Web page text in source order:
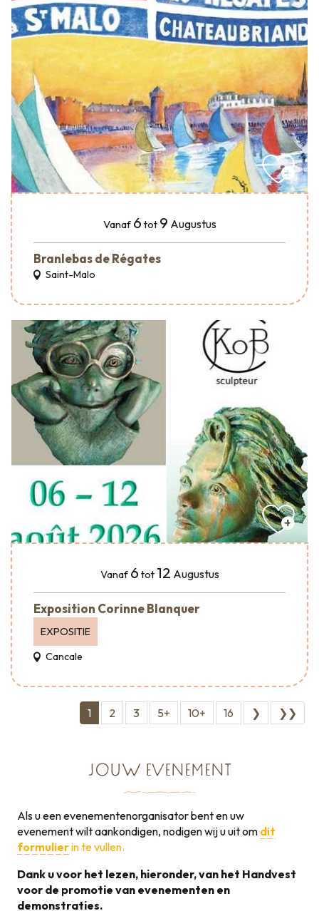
Vanaf 6 tot 9 Augustus
Branlebas de Régates
Saint-Malo
Vanaf 6 tot 12 Augustus
Exposition Corinne Blanquer
EXPOSITIE
Cancale
1 2 3 5+ 10+ 16 ❯ ❯❯
JOUW EVENEMENT
Als u een evenementenorganisator bent en uw
evenement wilt aankondigen, nodigen wij u uit om dit
formulierin te vullen.
Dank u voor het lezen, hieronder, van het Handvest
voor de promotie van evenementen en
demonstraties.